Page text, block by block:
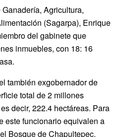
Agricultura,
(Sagarpa), Enrique
del gabinete que
inmuebles, con 18: 16
también exgobernador de
total de 2 millones
decir, 222.4 hectáreas. Para
este funcionario equivalen a
Bosque de Chapultepec.